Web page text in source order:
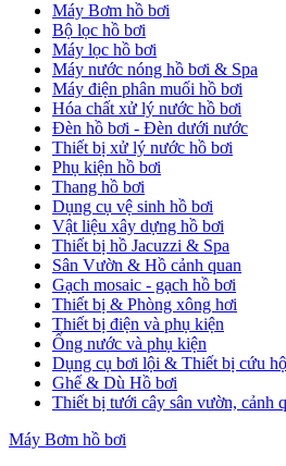
Máy Bơm hồ bơi
Bộ lọc hồ bơi
Máy lọc hồ bơi
Máy nước nóng hồ bơi & Spa
Máy điện phân muối hồ bơi
Hóa chất xử lý nước hồ bơi
Đèn hồ bơi - Đèn dưới nước
Thiết bị xử lý nước hồ bơi
Phụ kiện hồ bơi
Thang hồ bơi
Dụng cụ vệ sinh hồ bơi
Vật liệu xây dựng hồ bơi
Thiết bị hồ Jacuzzi & Spa
Sân Vườn & Hồ cảnh quan
Gạch mosaic - gạch hồ bơi
Thiết bị & Phòng xông hơi
Thiết bị điện và phụ kiện
Ống nước và phụ kiện
Dụng cụ bơi lội & Thiết bị cứu hộ
Ghế & Dù Hồ bơi
Thiết bị tưới cây sân vườn, cảnh
Máy Bơm hồ bơi